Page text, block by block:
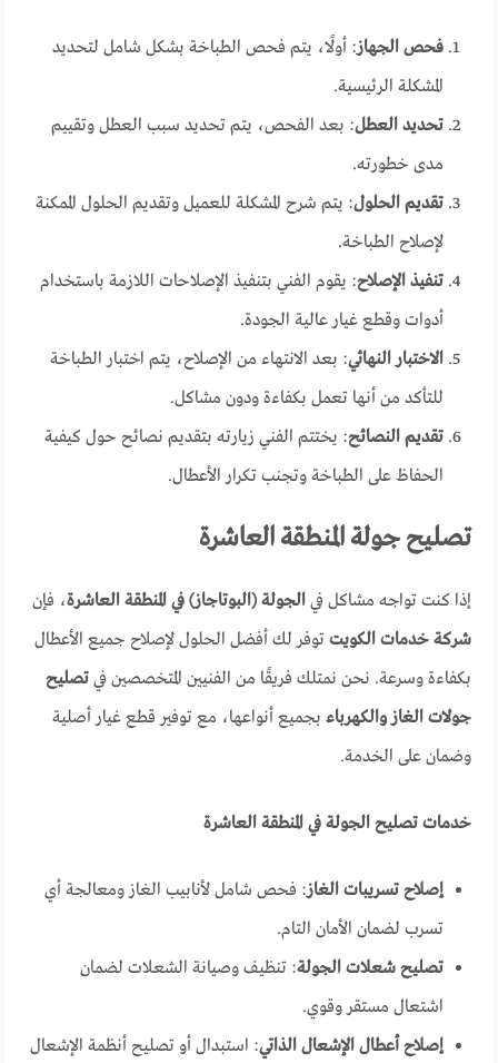
فحص الجهاز: أولًا، يتم فحص الطباخة بشكل شامل لتحديد
المشكلة الرئيسية.
تحديد العطل: بعد الفحص، يتم تحديد سبب العطل وتقييم
مدى خطورته.
تقديم الحلول: يتم شرح المشكلة للعميل وتقديم الحلول الممكنة
لإصلاح الطباخة.
تنفيذ الإصلاح: يقوم الفني بتنفيذ الإصلاحات اللازمة باستخدام
أدوات وقطع غيار عالية الجودة.
الاختبار النهائي: بعد الانتهاء من الإصلاح، يتم اختبار الطباخة
للتأكد من أنها تعمل بكفاءة ودون مشاكل.
تقديم النصائح: يختتم الفني زيارته بتقديم نصائح حول كيفية
الحفاظ على الطباخة وتجنب تكرار الأعطال.
تصليح جولة المنطقة العاشرة
إذا كنت تواجه مشاكل فيالجولة (البوتاجاز) في المنطقة العاشرة، فإن
شركة خدمات الكويت توفر لك أفضل الحلول لإصلاح جميع الأعطال
بكفاءة وسرعة. نحن نمتلك فريقًا من الفنيين المتخصصين فيتصليح
جولات الغاز والكهرباء بجميع أنواعها، مع توفير قطع غيار أصلية
وضمان على الخدمة.
خدمات تصليح الجولة في المنطقة العاشرة
إصلاح تسريبات الغاز: فحص شامل لأنابيب الغاز ومعالجة أي
تسرب لضمان الأمان التام.
تصليح شعلات الجولة: تنظيف وصيانة الشعلات لضمان
اشتعال مستقر وقوي.
إصلاح أعطال الإشعال الذاتي: استبدال أو تصليح أنظمة الإشعال